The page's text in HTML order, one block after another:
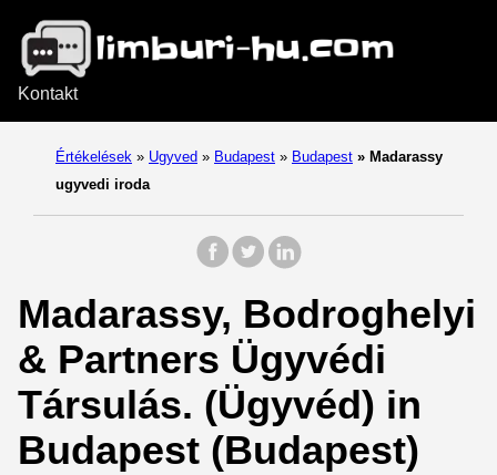
Kontakt
Értékelések » Ugyved » Budapest » Budapest » Madarassy
ugyvedi iroda
Madarassy, Bodroghelyi
& Partners Ügyvédi
Társulás. (Ügyvéd) in
Budapest (Budapest)